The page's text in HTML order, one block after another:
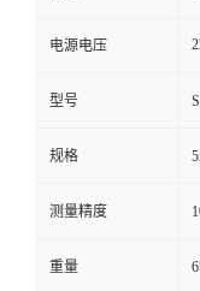
电源电压
型号
规格
测量精度
重量